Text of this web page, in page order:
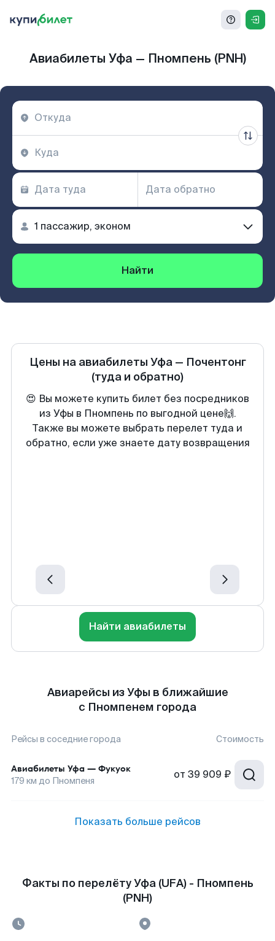
Авиабилеты Уфа — Пномпень (PNH)
Найти
Цены на авиабилеты Уфа— Почентонг
(туда и обратно)
😍 Вы можете купить билет без посредников
из Уфы в Пномпень по выгодной цене🙌.
Также вы можете выбрать перелет туда и
обратно, если уже знаете дату возвращения
Найти авиабилеты
Авиарейсы из Уфы в ближайшие
с Пномпенем города
Рейсы в соседние города Стоимость
Авиабилеты Уфа — Фукуок
179 км до Пномпеня от 39 909 ₽
Показать больше рейсов
Факты по перелёту Уфа (UFA) - Пномпень
(PNH)